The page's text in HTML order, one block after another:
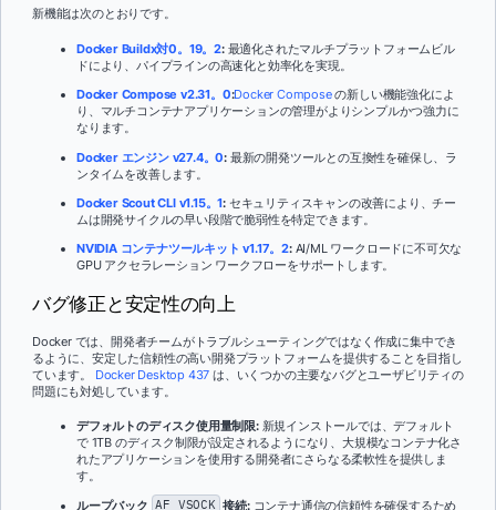
新機能は次のとおりです。
Docker Buildx対0。19。2:最適化されたマルチプラットフォームビル
ドにより、パイプラインの高速化と効率化を実現。
Docker Compose v2.31。0:Docker Composeの新しい機能強化によ
り、マルチコンテナアプリケーションの管理がよりシンプルかつ強力に
なります。
Docker エンジン v27.4。0: 最新の開発ツールとの互換性を確保し、ラ
ンタイムを改善します。
Docker Scout CLI v1.15。1: セキュリティスキャンの改善により、チー
ムは開発サイクルの早い段階で脆弱性を特定できます。
NVIDIA コンテナツールキット v1.17。2: AI/ML ワークロードに不可欠な
GPU アクセラレーション ワークフローをサポートします。
バグ修正と安定性の向上
Docker では、開発者チームがトラブルシューティングではなく作成に集中でき
るように、安定した信頼性の高い開発プラットフォームを提供することを目指し
ています。 Docker Desktop 437 は、いくつかの主要なバグとユーザビリティの
問題にも対処しています。
デフォルトのディスク使用量制限: 新規インストールでは、デフォルト
で 1TB のディスク制限が設定されるようになり、大規模なコンテナ化さ
れたアプリケーションを使用する開発者にさらなる柔軟性を提供しま
す。
ループバック AF_VSOCK 接続: コンテナ通信の信頼性を確保するため